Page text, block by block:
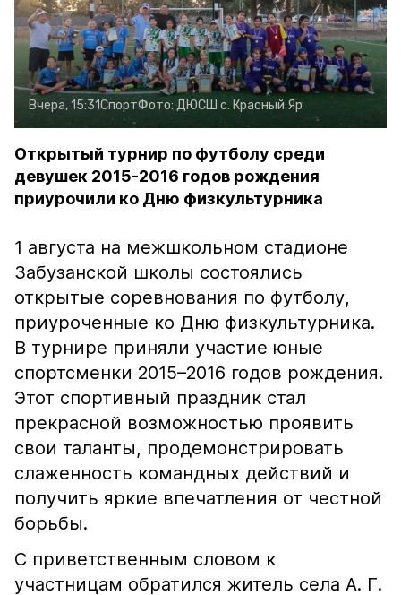
Вчера, 15:31СпортФото: ДЮСШ с. Красный Яр
Открытый турнир по футболу среди
девушек 2015-2016 годов рождения
приурочили ко Дню физкультурника
1 августа на межшкольном стадионе
Забузанской школы состоялись
открытые соревнования по футболу,
приуроченные ко Дню физкультурника.
В турнире приняли участие юные
спортсменки 2015–2016 годов рождения.
Этот спортивный праздник стал
прекрасной возможностью проявить
свои таланты, продемонстрировать
слаженность командных действий и
получить яркие впечатления от честной
борьбы.
С приветственным словом к
участницам обратился житель села А. Г.